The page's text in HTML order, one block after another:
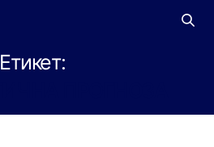
Етикет: